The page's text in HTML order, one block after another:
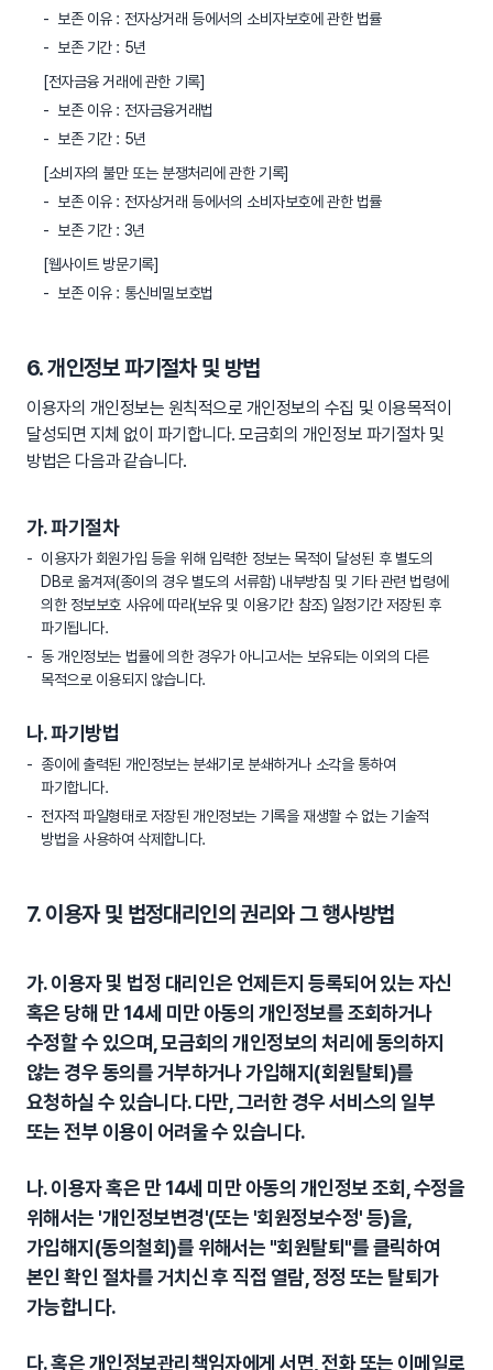
보존 이유 : 전자상거래 등에서의 소비자보호에 관한 법률
보존 기간 : 5년
[전자금융 거래에 관한 기록]
보존 이유 : 전자금융거래법
보존 기간 : 5년
[소비자의 불만 또는 분쟁처리에 관한 기록]
보존 이유 : 전자상거래 등에서의 소비자보호에 관한 법률
보존 기간 : 3년
[웹사이트 방문기록]
보존 이유 : 통신비밀보호법
6. 개인정보 파기절차 및 방법
이용자의 개인정보는 원칙적으로 개인정보의 수집 및 이용목적이
달성되면 지체 없이 파기합니다. 모금회의 개인정보 파기절차 및
방법은 다음과 같습니다.
가. 파기절차
이용자가 회원가입 등을 위해 입력한 정보는 목적이 달성된 후 별도의
DB로 옮겨져(종이의 경우 별도의 서류함) 내부방침 및 기타 관련 법령에
의한 정보보호 사유에 따라(보유 및 이용기간 참조) 일정기간 저장된 후
파기됩니다.
동 개인정보는 법률에 의한 경우가 아니고서는 보유되는 이외의 다른
목적으로 이용되지 않습니다.
나. 파기방법
종이에 출력된 개인정보는 분쇄기로 분쇄하거나 소각을 통하여
파기합니다.
전자적 파일형태로 저장된 개인정보는 기록을 재생할 수 없는 기술적
방법을 사용하여 삭제합니다.
7. 이용자 및 법정대리인의 권리와 그 행사방법
가. 이용자 및 법정 대리인은 언제든지 등록되어 있는 자신
혹은 당해 만 14세 미만 아동의 개인정보를 조회하거나
수정할 수 있으며, 모금회의 개인정보의 처리에 동의하지
않는 경우 동의를 거부하거나 가입해지(회원탈퇴)를
요청하실 수 있습니다. 다만, 그러한 경우 서비스의 일부
또는 전부 이용이 어려울 수 있습니다.
나. 이용자 혹은 만 14세 미만 아동의 개인정보 조회, 수정을
위해서는 '개인정보변경'(또는 '회원정보수정' 등)을,
가입해지(동의철회)를 위해서는 "회원탈퇴"를 클릭하여
본인 확인 절차를 거치신 후 직접 열람, 정정 또는 탈퇴가
가능합니다.
다. 혹은 개인정보관리책임자에게 서면, 전화 또는 이메일로